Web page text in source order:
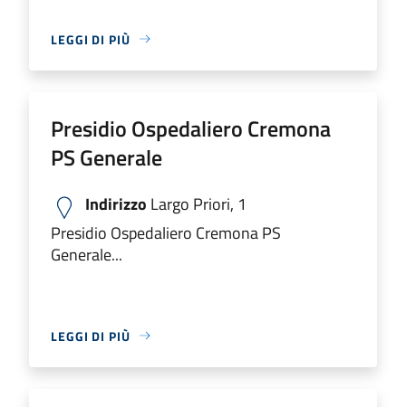
LEGGI DI PIÙ
Presidio Ospedaliero Cremona
PS Generale
Indirizzo Largo Priori, 1
Presidio Ospedaliero Cremona PS
Generale...
LEGGI DI PIÙ